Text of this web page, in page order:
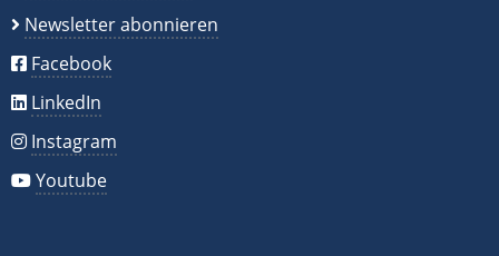
Newsletter abonnieren
Facebook
LinkedIn
Instagram
Youtube